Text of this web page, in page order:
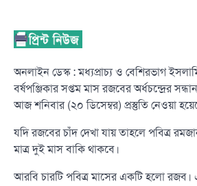
অনলাইন ডেস্ক : মধ্যপ্রাচ্য ও বেশিরভাগ
বর্ষপঞ্জিকার সপ্তম মাস রজবের অর্ধচন্দ্রের
আজ শনিবার (২০ ডিসেম্বর) প্রস্তুতি নেওয়া
যদি রজবের চাঁদ দেখা যায় তাহলে পবিত্র
মাত্র দুই মাস বাকি থাকবে।
আরবি চারটি পবিত্র মাসের একটি হলো রজব।